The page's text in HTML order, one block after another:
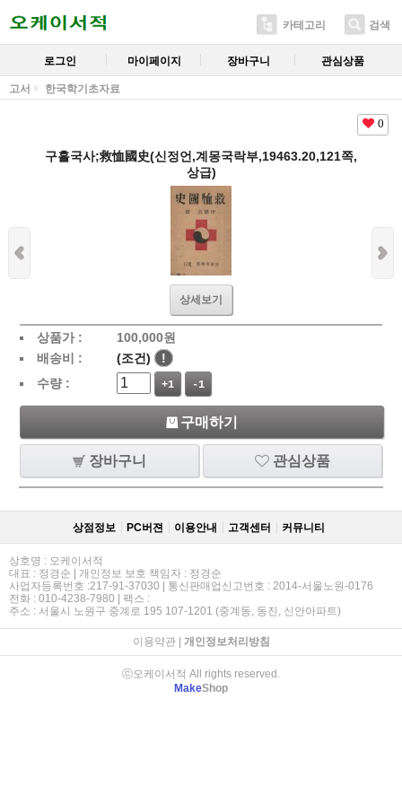
카테고리 검색
로그인 마이페이지 장바구니 관심상품
고서 한국학기초자료
0
구휼국사;救恤國史(신정언,계몽국락부,19463.20,121쪽,
상급)
상세보기
상품가 : 100,000원
배송비 :
(조건)
!
수량 :
+1 -1
구매하기
장바구니 관심상품
상점정보 PC버젼 이용안내 고객센터 커뮤니티
상호명 : 오케이서적
대표 : 정경순 | 개인정보 보호 책임자 : 정경순
사업자등록번호 :217-91-37030 | 통신판매업신고번호 : 2014-서울노원-0176
전화 : 010-4238-7980 | 팩스 :
주소 : 서울시 노원구 중계로 195 107-1201 (중계동, 동진, 신안아파트)
이용약관| 개인정보처리방침
ⓒ오케이서적 All rights reserved.
MakeShop